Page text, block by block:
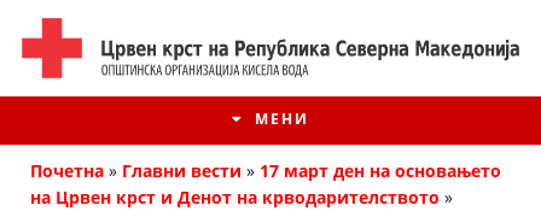
МЕНИ
Почетна » Главни вести » 17 март ден на основањето
на Црвен крст и Денот на крводарителството »